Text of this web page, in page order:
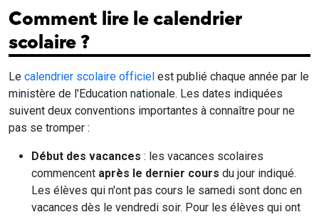
Comment lire le calendrier
scolaire ?
Le calendrier scolaire officiel est publié chaque année par le
ministère de l'Education nationale. Les dates indiquées
suivent deux conventions importantes à connaître pour ne
pas se tromper :
Début des vacances : les vacances scolaires
commencent après le dernier cours du jour indiqué.
Les élèves qui n'ont pas cours le samedi sont donc en
vacances dès le vendredi soir. Pour les élèves qui ont